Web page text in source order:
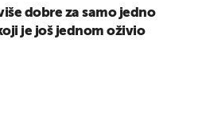
dobre za samo jedno
je još jednom oživio